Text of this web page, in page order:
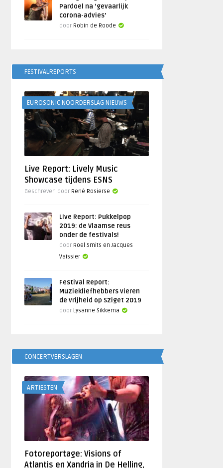
Pardoel na ‘gevaarlijk
corona-advies’
door Robin de Roode
FESTIVALREPORTS
EUROSONIC NOORDERSLAG NIEUWS
Live Report: Lively Music
Showcase tijdens ESNS
Geschreven door René Rosierse
Live Report: Pukkelpop
2019: de Vlaamse reus
onder de festivals!
door Roel Smits en Jacques
Vaissier
Festival Report:
Muziekliefhebbers vieren
de vrijheid op Sziget 2019
door Lysanne Sikkema
CONCERTVERSLAGEN
ARTIESTEN
Fotoreportage: Visions of
Atlantis en Xandria in De Helling,